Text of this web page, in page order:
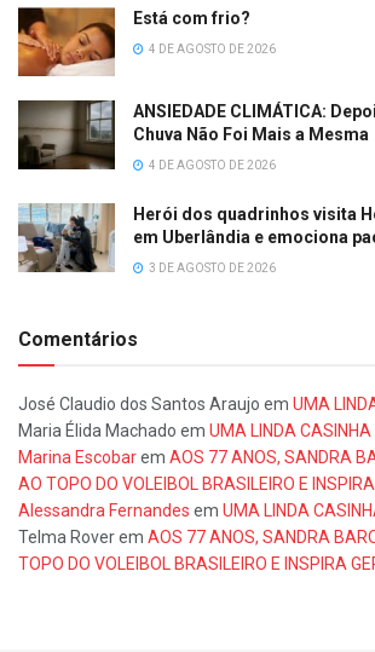
Está com frio?
4 DE AGOSTO DE 2026
ANSIEDADE CLIMÁTICA:
Chuva Não Foi Mais a Mesma
4 DE AGOSTO DE 2026
Herói dos quadrinhos visita
em Uberlândia e emociona
3 DE AGOSTO DE 2026
Comentários
José Claudio dos Santos Araujo em UMA
Maria Élida Machado em UMA LINDA CASINHA
Marina Escobarem AOS 77 ANOS, SANDRA
AO TOPO DO VOLEIBOL BRASILEIRO E
Alessandra Fernandes em UMA LINDA
Telma Roverem AOS 77 ANOS, SANDRA
TOPO DO VOLEIBOL BRASILEIRO E INSPIRA